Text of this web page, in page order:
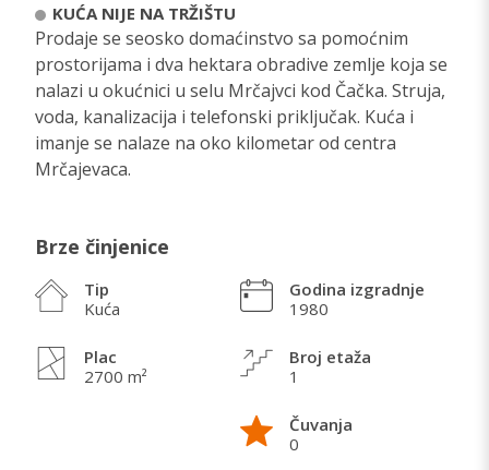
KUĆA NIJE NA TRŽIŠTU
Prodaje se seosko domaćinstvo sa pomoćnim
prostorijama i dva hektara obradive zemlje koja se
nalazi u okućnici u selu Mrčajvci kod Čačka. Struja,
voda, kanalizacija i telefonski priključak. Kuća i
imanje se nalaze na oko kilometar od centra
Mrčajevaca.
Brze činjenice
Tip
Kuća
Plac
2700 m²
Godina izgradnje
1980
Broj etaža
1
Čuvanja
0